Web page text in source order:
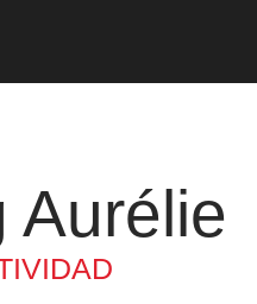
Aurélie